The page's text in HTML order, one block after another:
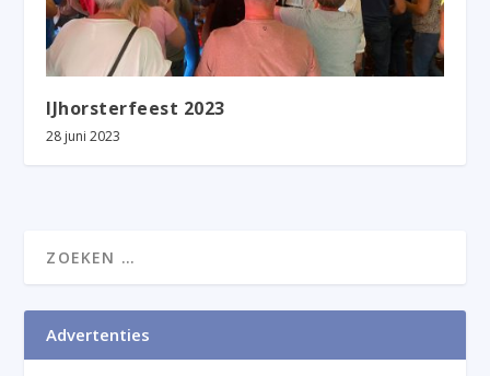
IJhorsterfeest 2023
28 juni 2023
Advertenties